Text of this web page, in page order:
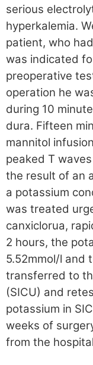
serious
hyperkalemia.
patient, who
was indicated
preoperative
operation he
during 10
dura. Fifteen
mannitol
peaked T
the result of an
a potassium
was treated
canxiclorua,
2 hours, the
5.52mmol/l and
transferred to
(SICU) and
potassium in
weeks of
from the